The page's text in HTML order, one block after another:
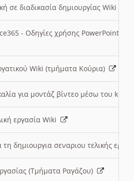
σε διαδικασία δημιουργίας Wiki
- Οδηγίες χρήσης PowerPoint
Wiki (τμήματα Κούρια)
για μοντάζ βίντεο μέσω του
εργασία Wiki
τη δημιουργια σεναριου τελικής
(Τμήματα Ραγάζου)